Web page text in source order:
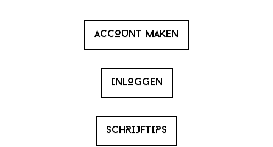
ACCOUNT MAKEN
INLOGGEN
SCHRIJFTIPS